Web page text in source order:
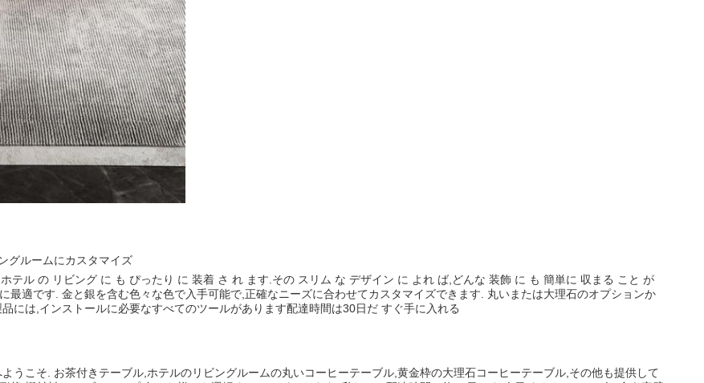
グルームにカスタマイズ
テル の リビング に も ぴったり に 装着 さ れ ます.その スリム な デザイン に よれ ば,どんな 装飾 に も 簡単に 収まる こと が
最適です. 金と銀を含む色々な色で入手可能で,正確なニーズに合わせてカスタマイズできます. 丸いまたは大理石のオプションか
には,インストールに必要なすべてのツールがあります配達時間は30日だ すぐ手に入れる
うこそ. お茶付きテーブル,ホテルのリビングルームの丸いコーヒーテーブル,黄金枠の大理石コーヒーテーブル,その他も提供して